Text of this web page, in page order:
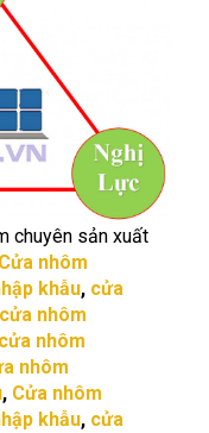
chuyên sản xuất
Cửa nhôm
khẫu, cửa
cửa nhôm
cửa nhôm
nhôm
, Cửa nhôm
khẫu, cửa